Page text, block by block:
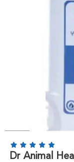
Dr Animal